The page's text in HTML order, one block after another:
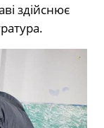
здійснює